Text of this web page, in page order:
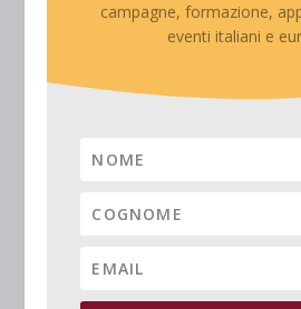
campagne, formazione,
eventi italiani e